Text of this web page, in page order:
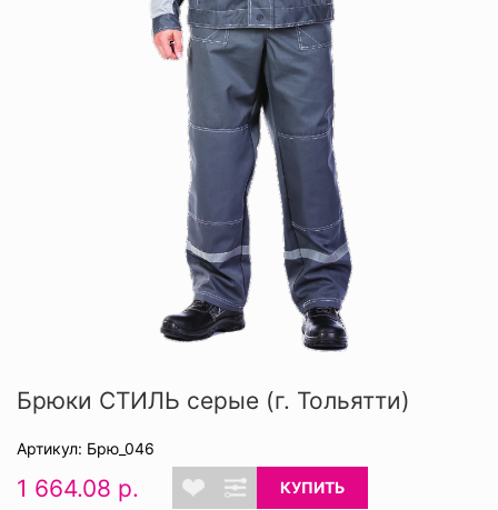
Брюки СТИЛЬ серые (г. Тольятти)
Артикул: Брю_046
1 664.08 р. КУПИТЬ